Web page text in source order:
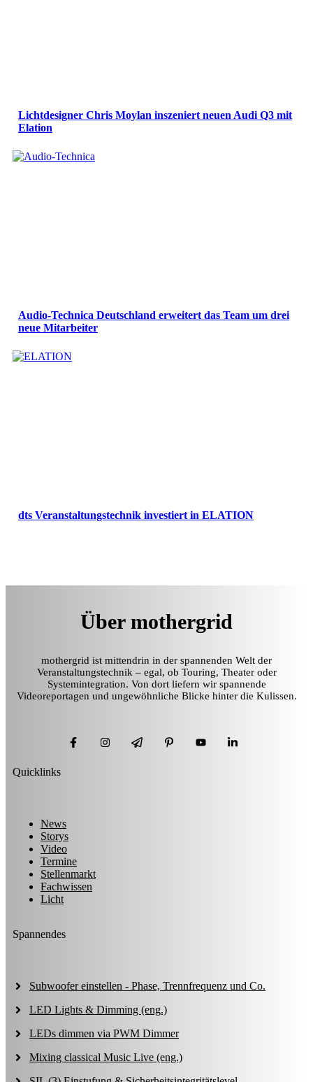
Lichtdesigner Chris Moylan inszeniert neuen Audi Q3 mit
Elation
Audio-Technica Deutschland erweitert das Team um drei
neue Mitarbeiter
dts Veranstaltungstechnik investiert in ELATION
Über mothergrid
mothergrid ist mittendrin in der spannenden Welt der
Veranstaltungstechnik – egal, ob Touring, Theater oder
Systemintegration. Von dort liefern wir spannende
Videoreportagen und ungewöhnliche Blicke hinter die Kulissen.
Quicklinks
News
Storys
Video
Termine
Stellenmarkt
Fachwissen
Licht
Spannendes
Subwoofer einstellen - Phase, Trennfrequenz und Co.
LED Lights & Dimming (eng.)
LEDs dimmen via PWM Dimmer
Mixing classical Music Live (eng.)